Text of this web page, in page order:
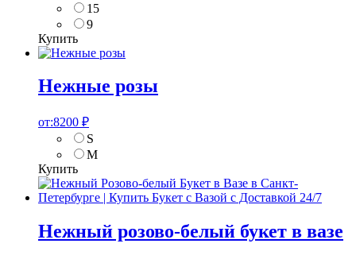
15
9
Купить
Нежные розы
от:8200 ₽
S
M
Купить
Нежный розово-белый букет в вазе